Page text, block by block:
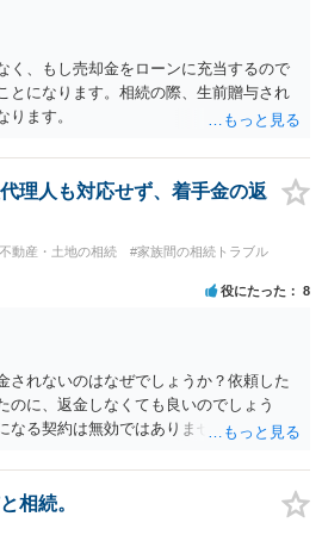
対策にも有効と思われます。 ③負担付死
件に、死亡時に財産を渡す」契約。条件
の安心を担保できます。 ④ 寄附予約＋解
約しつつ、資金不足時は解除できる条項
思われます。
く、もし売却金をローンに充当するので
とになります。相続の際、生前贈与され
ります。
理人も対応せず、着手金の返
動産・土地の相続
#家族間の相続トラブル
役にたった 8
されないのはなぜでしょうか？依頼した
のに、返金しなくても良いのでしょう
になる契約は無効ではありませんか？
た弁護士が所属する弁護士会に相談さ
倒れた弁護士は脳梗塞で倒れたようで
代理を倒れた弁護士の判断で復代理を
人の選任は有効なのかという問題もあ
相続。